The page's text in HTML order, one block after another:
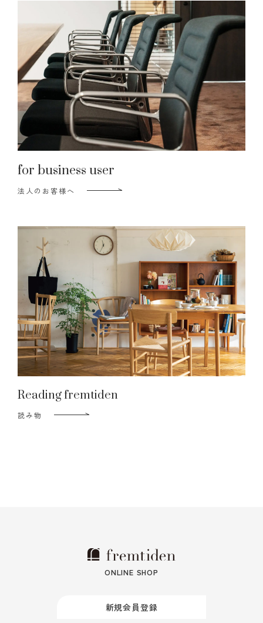
for business user
法人のお客様へ
Reading fremtiden
読み物
ONLINE SHOP
新規会員登録